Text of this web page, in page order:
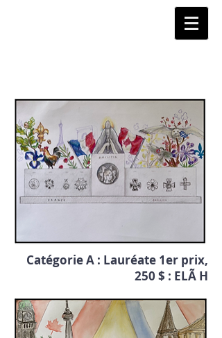
Catégorie A : Lauréate 1er prix,
250 $ : ELÃ H